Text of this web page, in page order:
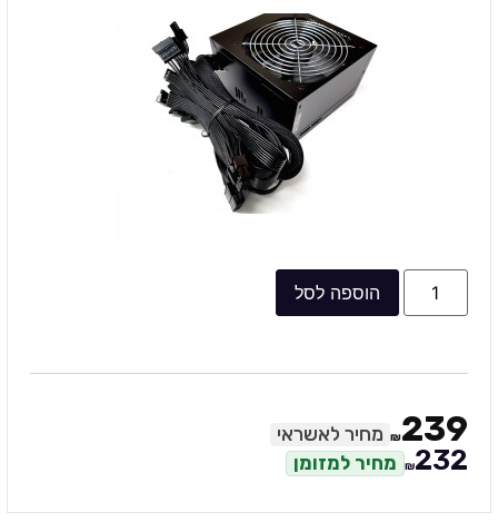
הוספה לסל
₪239 מחיר לאשראי
₪232 מחיר למזומן